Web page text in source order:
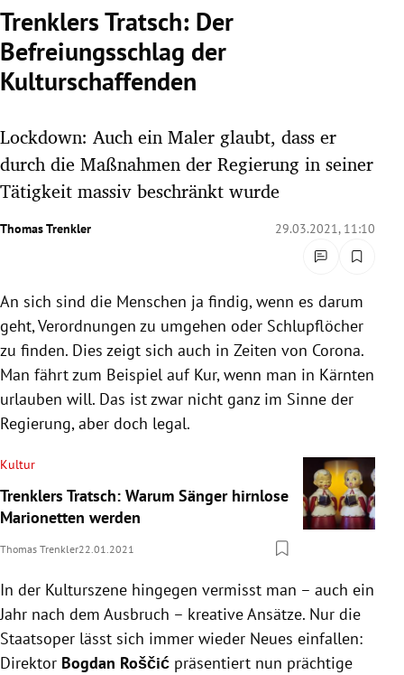
Untermenü
Untermenü
Untermenü
Untermenü
Untermenü
Trenklers Tratsch: Der
Befreiungsschlag der
Kulturschaffenden
Lockdown: Auch ein Maler glaubt, dass er
durch die Maßnahmen der Regierung in seiner
Tätigkeit massiv beschränkt wurde
Thomas Trenkler 29.03.2021, 11:10
An sich sind die Menschen ja findig, wenn es darum
geht, Verordnungen zu umgehen oder Schlupflöcher
zu finden. Dies zeigt sich auch in Zeiten von Corona.
Man fährt zum Beispiel auf Kur, wenn man in Kärnten
urlauben will. Das ist zwar nicht ganz im Sinne der
Regierung, aber doch legal.
Kultur
Trenklers Tratsch: Warum Sänger hirnlose
Marionetten werden
Thomas Trenkler22.01.2021
In der Kulturszene hingegen vermisst man – auch ein
Jahr nach dem Ausbruch – kreative Ansätze. Nur die
Staatsoper lässt sich immer wieder Neues einfallen:
Direktor Bogdan Roščić präsentiert nun prächtige